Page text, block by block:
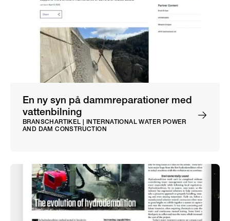
En ny syn på dammreparationer med
vattenbilning
BRANSCHARTIKEL | INTERNATIONAL WATER POWER
AND DAM CONSTRUCTION